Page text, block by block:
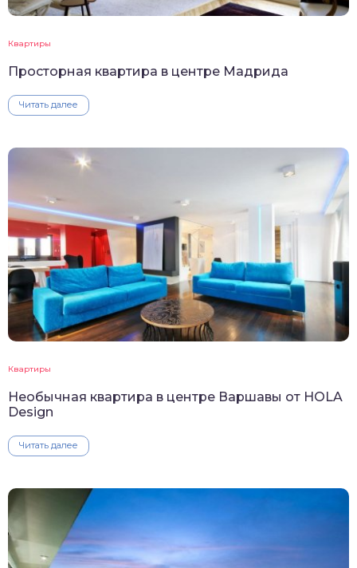
Квартиры
Просторная квартира в центре Мадрида
Читать далее
Квартиры
Необычная квартира в центре Варшавы от HOLA
Design
Читать далее